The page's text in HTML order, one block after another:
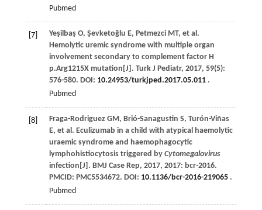
Pubmed
[7] Yeşilbaş O, Şevketoğlu E, Petmezci MT, et al .
Hemolytic uremic syndrome with multiple organ
involvement secondary to complement factor H
p.Arg1215X mutation[J]. Turk J Pediatr, 2017, 59(5):
576-580. DOI: 10.24953/turkjped.2017.05.011.
Pubmed
[8] Fraga-Rodriguez GM, Brió-Sanagustin S, Turón-Viñas
E, et al . Eculizumab in a child with atypical haemolytic
uraemic syndrome and haemophagocytic
lymphohistiocytosis triggered by Cytomegalovirus
infection[J]. BMJ Case Rep, 2017, 2017: bcr-2016.
PMCID: PMC5534672. DOI: 10.1136/bcr-2016-219065.
Pubmed